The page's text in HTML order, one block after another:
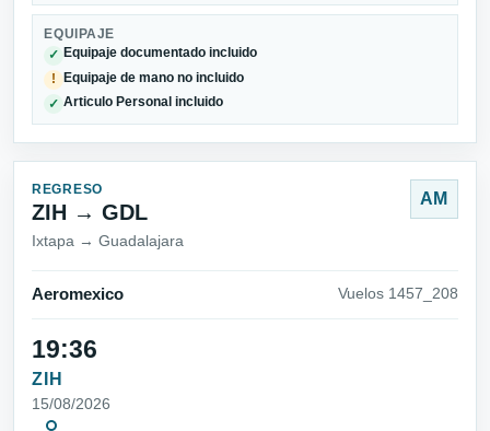
EQUIPAJE
✓ Equipaje documentado incluido
! Equipaje de mano no incluido
✓ Articulo Personal incluido
REGRESO
ZIH → GDL
Ixtapa → Guadalajara
AM
Aeromexico Vuelos 1457_208
19:36
ZIH
15/08/2026